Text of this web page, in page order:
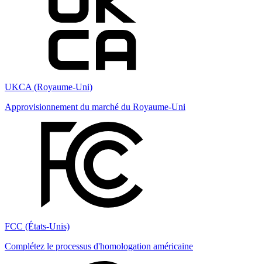
UKCA (Royaume-Uni)
Approvisionnement du marché du Royaume-Uni
FCC (États-Unis)
Complétez le processus d'homologation américaine